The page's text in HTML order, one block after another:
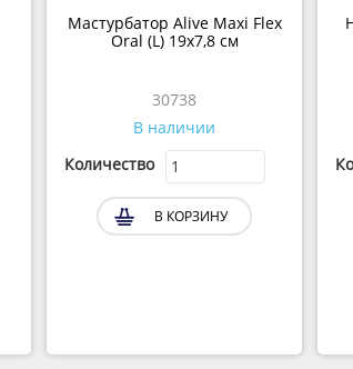
Мастурбатор Alive Maxi Flex
Oral (L) 19х7,8 см
30738
В наличии
Количество
В КОРЗИНУ